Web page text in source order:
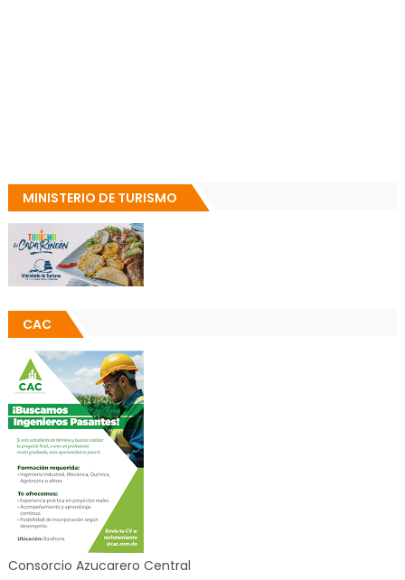
MINISTERIO DE TURISMO
CAC
Consorcio Azucarero Central